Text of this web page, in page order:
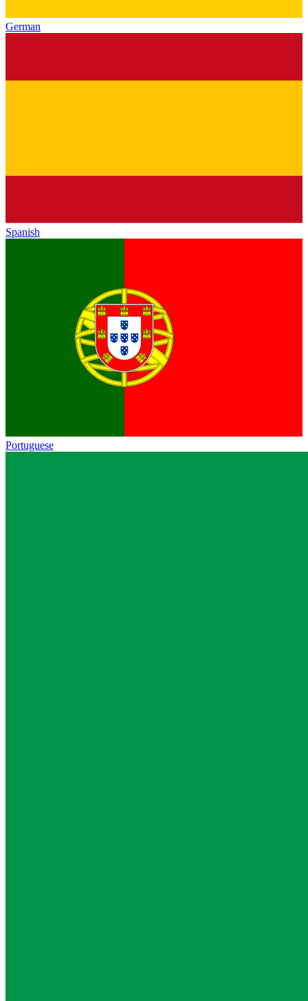
German
Spanish
Portuguese